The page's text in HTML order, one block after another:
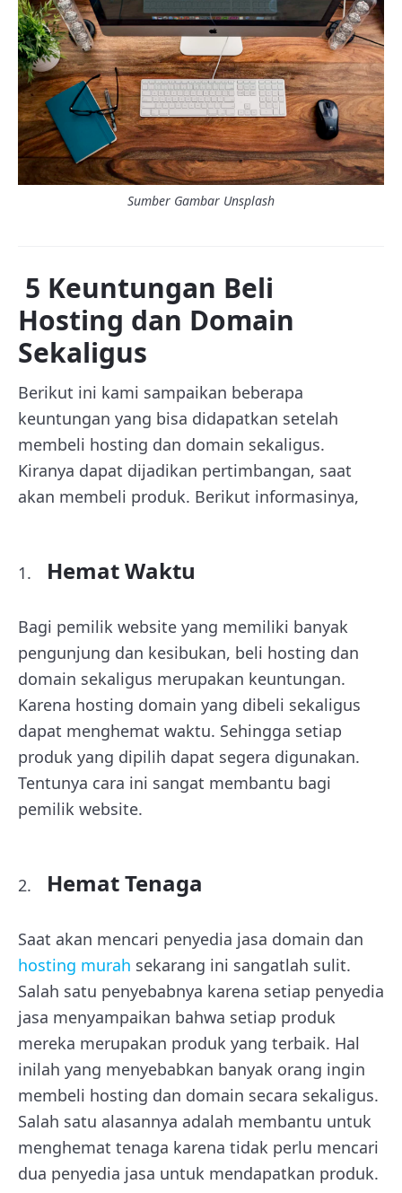
Sumber Gambar Unsplash
5 Keuntungan Beli
Hosting dan Domain
Sekaligus
Berikut ini kami sampaikan beberapa
keuntungan yang bisa didapatkan setelah
membeli hosting dan domain sekaligus.
Kiranya dapat dijadikan pertimbangan, saat
akan membeli produk. Berikut informasinya,
Hemat Waktu
Bagi pemilik website yang memiliki banyak
pengunjung dan kesibukan, beli hosting dan
domain sekaligus merupakan keuntungan.
Karena hosting domain yang dibeli sekaligus
dapat menghemat waktu. Sehingga setiap
produk yang dipilih dapat segera digunakan.
Tentunya cara ini sangat membantu bagi
pemilik website.
Hemat Tenaga
Saat akan mencari penyedia jasa domain dan
hosting murah sekarang ini sangatlah sulit.
Salah satu penyebabnya karena setiap penyedia
jasa menyampaikan bahwa setiap produk
mereka merupakan produk yang terbaik. Hal
inilah yang menyebabkan banyak orang ingin
membeli hosting dan domain secara sekaligus.
Salah satu alasannya adalah membantu untuk
menghemat tenaga karena tidak perlu mencari
dua penyedia jasa untuk mendapatkan produk.